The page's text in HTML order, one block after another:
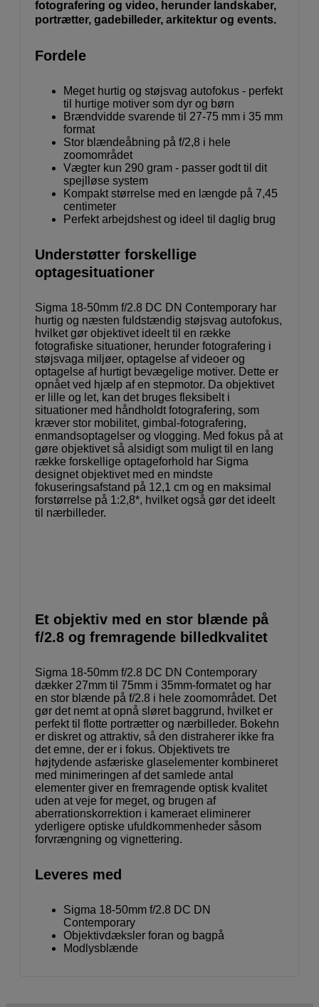
fotografering og video, herunder landskaber,
portrætter, gadebilleder, arkitektur og events.
Fordele
Meget hurtig og støjsvag autofokus - perfekt
til hurtige motiver som dyr og børn
Brændvidde svarende til 27-75 mm i 35 mm
format
Stor blændeåbning på f/2,8 i hele
zoomområdet
Vægter kun 290 gram - passer godt til dit
spejlløse system
Kompakt størrelse med en længde på 7,45
centimeter
Perfekt arbejdshest og ideel til daglig brug
Understøtter forskellige
optagesituationer
Sigma 18-50mm f/2.8 DC DN Contemporary har
hurtig og næsten fuldstændig støjsvag autofokus,
hvilket gør objektivet ideelt til en række
fotografiske situationer, herunder fotografering i
støjsvaga miljøer, optagelse af videoer og
optagelse af hurtigt bevægelige motiver. Dette er
opnået ved hjælp af en stepmotor. Da objektivet
er lille og let, kan det bruges fleksibelt i
situationer med håndholdt fotografering, som
kræver stor mobilitet, gimbal-fotografering,
enmandsoptagelser og vlogging. Med fokus på at
gøre objektivet så alsidigt som muligt til en lang
række forskellige optageforhold har Sigma
designet objektivet med en mindste
fokuseringsafstand på 12,1 cm og en maksimal
forstørrelse på 1:2,8*, hvilket også gør det ideelt
til nærbilleder.
Et objektiv med en stor blænde på
f/2.8 og fremragende billedkvalitet
Sigma 18-50mm f/2.8 DC DN Contemporary
dækker 27mm til 75mm i 35mm-formatet og har
en stor blænde på f/2.8 i hele zoomområdet. Det
gør det nemt at opnå sløret baggrund, hvilket er
perfekt til flotte portrætter og nærbilleder. Bokehn
er diskret og attraktiv, så den distraherer ikke fra
det emne, der er i fokus. Objektivets tre
højtydende asfæriske glaselementer kombineret
med minimeringen af det samlede antal
elementer giver en fremragende optisk kvalitet
uden at veje for meget, og brugen af
aberrationskorrektion i kameraet eliminerer
yderligere optiske ufuldkommenheder såsom
forvrængning og vignettering.
Leveres med
Sigma 18-50mm f/2.8 DC DN
Contemporary
Objektivdæksler foran og bagpå
Modlysblænde